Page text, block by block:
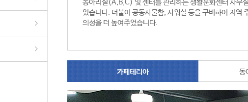
동아리실(A,B,C) 및 센터를 관리하는 생활문화센터 사무
있습니다. 더불어 공동사물함, 샤워실 등을 구비하여 지역
의성을 더 높여주었습니다.
카페테리아 동